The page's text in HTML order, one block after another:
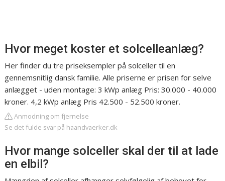
Hvor meget koster et solcelleanlæg?
Her finder du tre priseksempler på solceller til en
gennemsnitlig dansk familie. Alle priserne er prisen for selve
anlægget - uden montage: 3 kWp anlæg Pris: 30.000 - 40.000
kroner. 4,2 kWp anlæg Pris 42.500 - 52.500 kroner.
Anmodning om fjernelse
Se det fulde svar på haandvaerker.dk
Hvor mange solceller skal der til at lade
en elbil?